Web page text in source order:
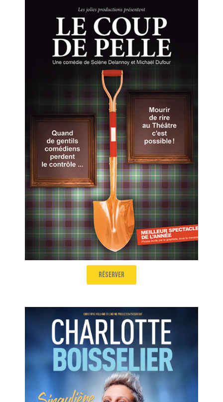
Le Coup de Pelle
Une comédie hilarante, entre coup de
pelle, coup de boule et coup de génie !
Salle 1
19h55
réserver